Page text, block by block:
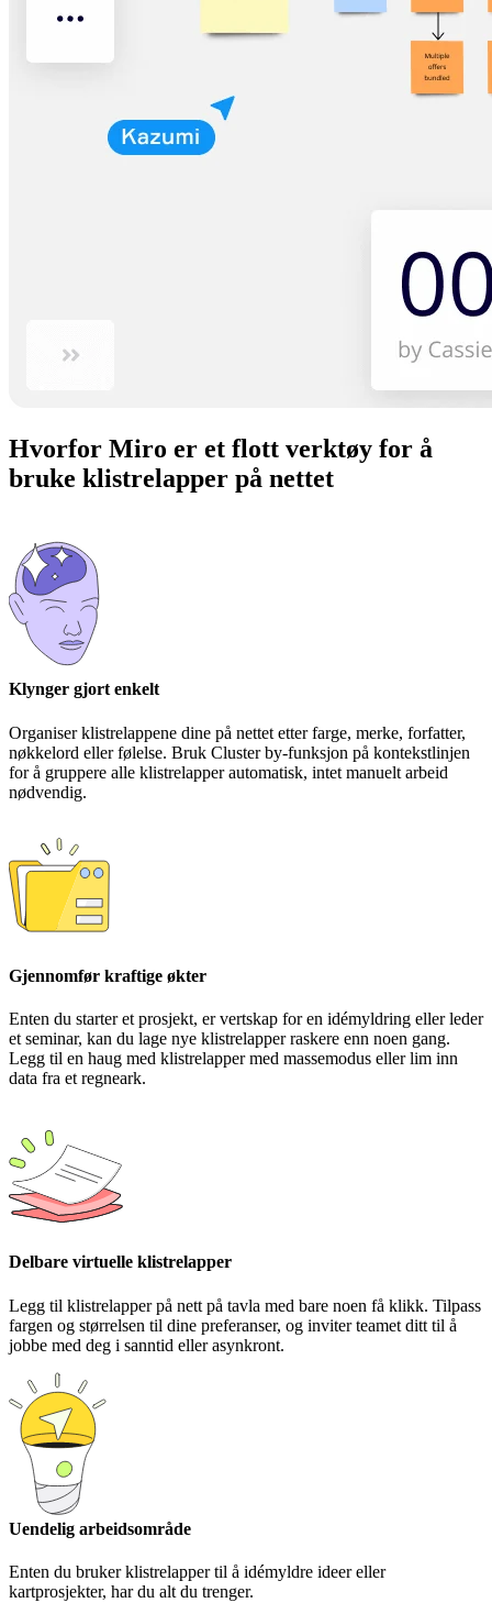
Hvorfor Miro er et flott verktøy for å
bruke klistrelapper på nettet
Klynger gjort enkelt
Organiser klistrelappene dine på nettet etter farge, merke, forfatter,
nøkkelord eller følelse. Bruk Cluster by-funksjon på kontekstlinjen
for å gruppere alle klistrelapper automatisk, intet manuelt arbeid
nødvendig.
Gjennomfør kraftige økter
Enten du starter et prosjekt, er vertskap for en idémyldring eller leder
et seminar, kan du lage nye klistrelapper raskere enn noen gang.
Legg til en haug med klistrelapper med massemodus eller lim inn
data fra et regneark.
Delbare virtuelle klistrelapper
Legg til klistrelapper på nett på tavla med bare noen få klikk. Tilpass
fargen og størrelsen til dine preferanser, og inviter teamet ditt til å
jobbe med deg i sanntid eller asynkront.
Uendelig arbeidsområde
Enten du bruker klistrelapper til å idémyldre ideer eller
kartprosjekter, har du alt du trenger.